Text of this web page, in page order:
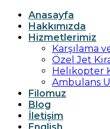
Anasayfa
Hakkımızda
Hizmetlerimiz
Karşılama
Özel Jet
Helikopter
Ambulans
Filomuz
Blog
İletişim